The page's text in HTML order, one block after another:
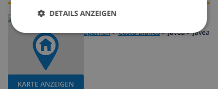
KARTE ANZEIGEN
Lesen Sie mehr über:
Spanien>Costa Blanca>Javea>Javea
DETAILS ANZEIGEN